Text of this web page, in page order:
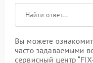
Вы можете
часто задаваемыми
сервисный центр